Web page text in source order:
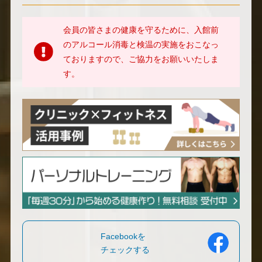
会員の皆さまの健康を守るために、入館前
のアルコール消毒と検温の実施をおこなっ
ておりますので、ご協力をお願いいたしま
す。
Facebookを
チェックする